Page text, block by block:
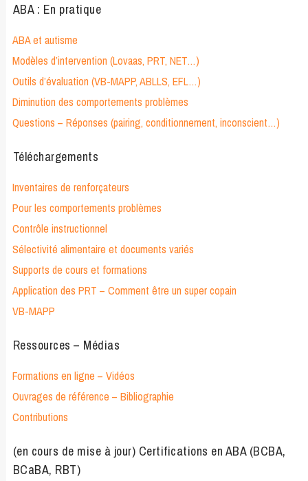
ABA : En pratique
ABA et autisme
Modèles d’intervention (Lovaas, PRT, NET…)
Outils d’évaluation (VB-MAPP, ABLLS, EFL…)
Diminution des comportements problèmes
Questions – Réponses (pairing, conditionnement, inconscient…)
Téléchargements
Inventaires de renforçateurs
Pour les comportements problèmes
Contrôle instructionnel
Sélectivité alimentaire et documents variés
Supports de cours et formations
Application des PRT – Comment être un super copain
VB-MAPP
Ressources – Médias
Formations en ligne – Vidéos
Ouvrages de référence – Bibliographie
Contributions
(en cours de mise à jour) Certifications en ABA (BCBA,
BCaBA, RBT)